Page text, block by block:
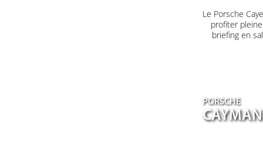
Le Porsche
profiter
briefing en
PORSCHE